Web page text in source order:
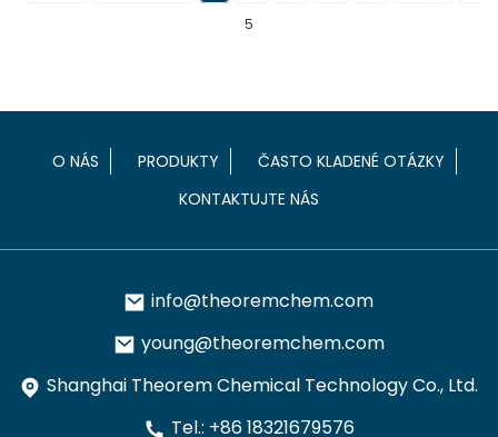
5
O NÁS PRODUKTY
ČASTO KLADENÉ OTÁZKY
KONTAKTUJTE NÁS
info@theoremchem.com
young@theoremchem.com
Shanghai Theorem Chemical Technology Co., Ltd.
Tel.: +86 18321679576